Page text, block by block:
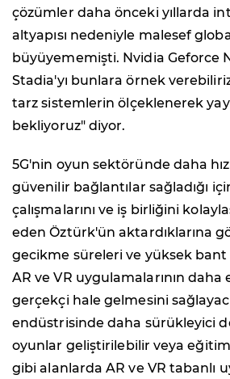
çözümler daha önceki yıllarda
altyapısı nedeniyle malesef
büyüyememişti. Nvidia Geforce
Stadia'yı bunlara örnek
tarz sistemlerin ölçeklenerek
bekliyoruz" diyor.
5G'nin oyun sektöründe daha
güvenilir bağlantılar sağladığı
çalışmalarını ve iş birliğini
eden Öztürk'ün aktardıklarına
gecikme süreleri ve yüksek bant
AR ve VR uygulamalarının daha
gerçekçi hale gelmesini
endüstrisinde daha sürükleyici
oyunlar geliştirilebilir veya
gibi alanlarda AR ve VR tabanlı